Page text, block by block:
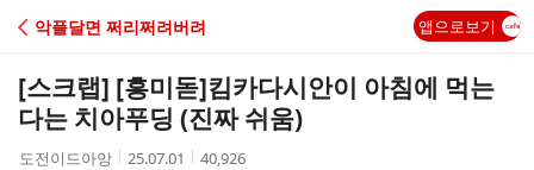
C
A
악플달면 쩌리쩌려버려 앱으로보기
[스크랩] [흥미돋]킴카다시안이 아침에 먹는
다는 치아푸딩 (진짜 쉬움)
작
도전이드아앙
작
25.07.01
조
40,926